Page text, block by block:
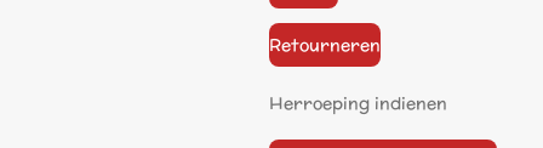
Retourneren
Herroeping indienen